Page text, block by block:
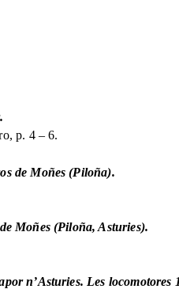
p. 4 – 6.
de Moñes (Piloña).
Moñes (Piloña, Asturies).
n’Asturies. Les locomotores